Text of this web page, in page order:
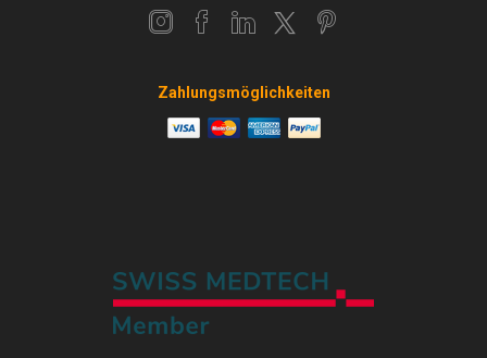
Zahlungsmöglichkeiten